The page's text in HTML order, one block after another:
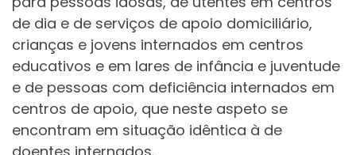
de dia e de serviços de apoio domiciliário,
crianças e jovens internados em centros
educativos e em lares de infância e juventude
e de pessoas com deficiência internados em
centros de apoio, que neste aspeto se
encontram em situação idêntica à de